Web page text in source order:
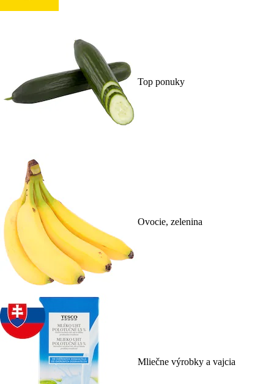
Top ponuky
Ovocie, zelenina
Mliečne výrobky a vajcia